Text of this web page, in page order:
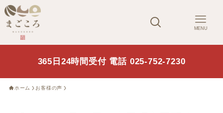
MENU
365日24時間受付 電話 025-752-7230
ホーム お客様の声